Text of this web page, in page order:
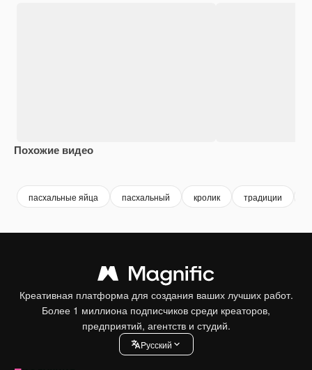
Похожие видео
пасхальные яйца пасхальный кролик традиции
Креативная платформа для создания ваших лучших работ.
Более 1 миллиона подписчиков среди креаторов,
предприятий, агентств и студий.
Pусский